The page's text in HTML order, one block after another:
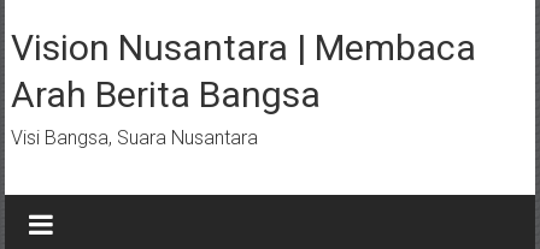
ke
konten
Vision Nusantara | Membaca
Arah Berita Bangsa
Visi Bangsa, Suara Nusantara